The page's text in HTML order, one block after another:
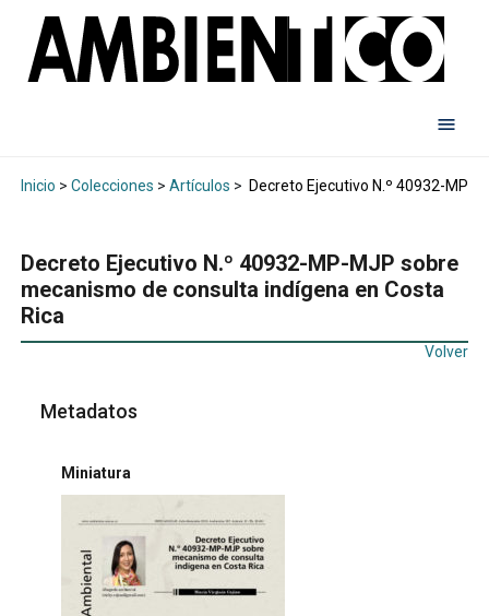
Inicio > Colecciones > Artículos > Decreto Ejecutivo N.º 40932-MP-
Decreto Ejecutivo N.º 40932-MP-MJP sobre
mecanismo de consulta indígena en Costa
Rica
Volver
Metadatos
Miniatura